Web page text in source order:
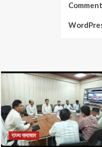
राज्य समाचार